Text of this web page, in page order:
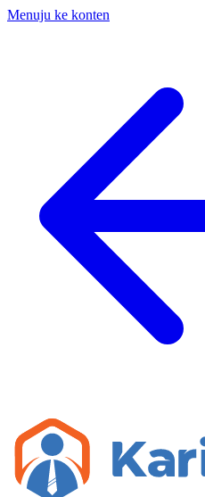
Menuju ke konten